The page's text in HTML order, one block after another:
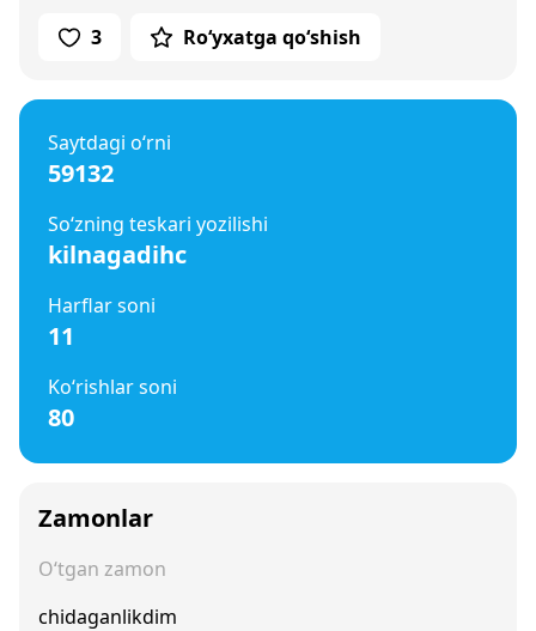
3 Ro‘yxatga qo‘shish
Saytdagi o‘rni
59132
So‘zning teskari yozilishi
kilnagadihc
Harflar soni
11
Ko‘rishlar soni
80
Zamonlar
O‘tgan zamon
chidaganlikdim